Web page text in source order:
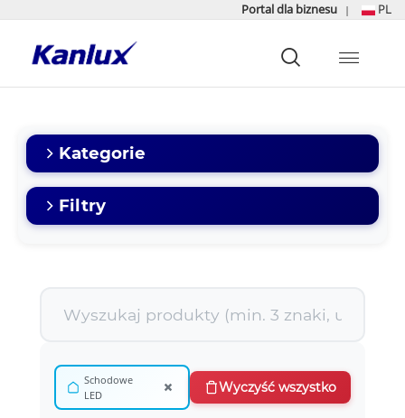
Portal dla biznesu | PL
główna
Kategorie
Filtry
Schodowe
LED
× Wyczyść wszystko